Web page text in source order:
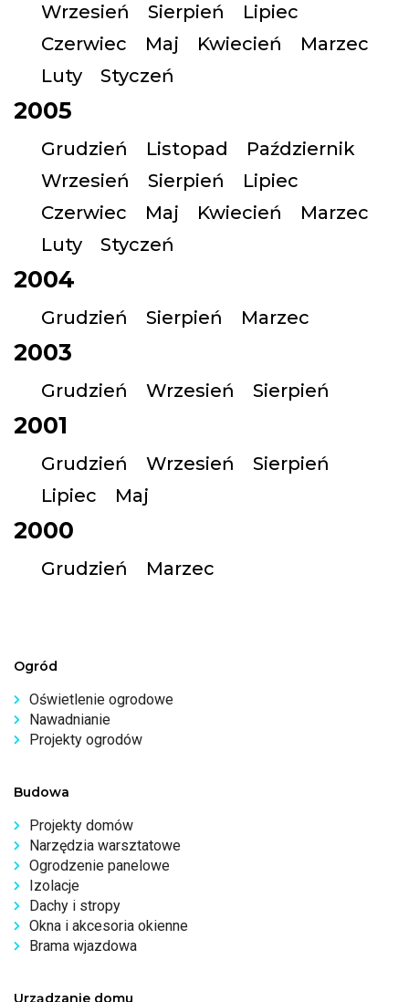
Wrzesień
Sierpień
Lipiec
Czerwiec
Maj Kwiecień
Marzec
Luty
Styczeń
2005
Grudzień Listopad
Październik
Wrzesień
Sierpień
Lipiec
Czerwiec
Maj Kwiecień
Marzec
Luty
Styczeń
2004
Grudzień Sierpień Marzec
2003
Grudzień Wrzesień Sierpień
2001
Grudzień Wrzesień
Sierpień
Lipiec
Maj
2000
Grudzień Marzec
Ogród
Oświetlenie ogrodowe
Nawadnianie
Projekty ogrodów
Budowa
Projekty domów
Narzędzia warsztatowe
Ogrodzenie panelowe
Izolacje
Dachy i stropy
Okna i akcesoria okienne
Brama wjazdowa
Urządzanie domu